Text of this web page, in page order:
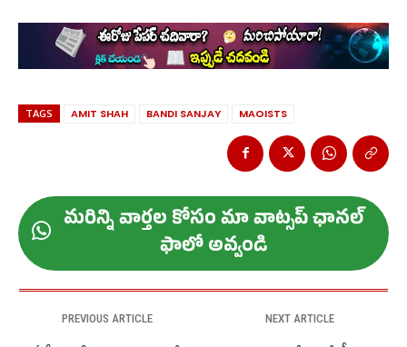
TAGS AMIT SHAH BANDI SANJAY MAOISTS
మ‌రిన్ని వార్త‌ల కోసం మా వాట్స‌ప్ ఛాన‌ల్
ఫాలో అవ్వండి
PREVIOUS ARTICLE NEXT ARTICLE